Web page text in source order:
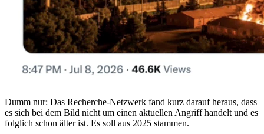
Dumm nur: Das Recherche-Netzwerk fand kurz darauf heraus, dass
es sich bei dem Bild nicht um einen aktuellen Angriff handelt und es
folglich schon älter ist. Es soll aus 2025 stammen.